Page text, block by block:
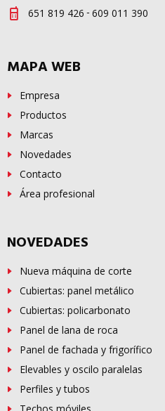
651 819 426 - 609 011 390
MAPA WEB
Empresa
Productos
Marcas
Novedades
Contacto
Área profesional
NOVEDADES
Nueva máquina de corte
Cubiertas: panel metálico
Cubiertas: policarbonato
Panel de lana de roca
Panel de fachada y frigorífico
Elevables y oscilo paralelas
Perfiles y tubos